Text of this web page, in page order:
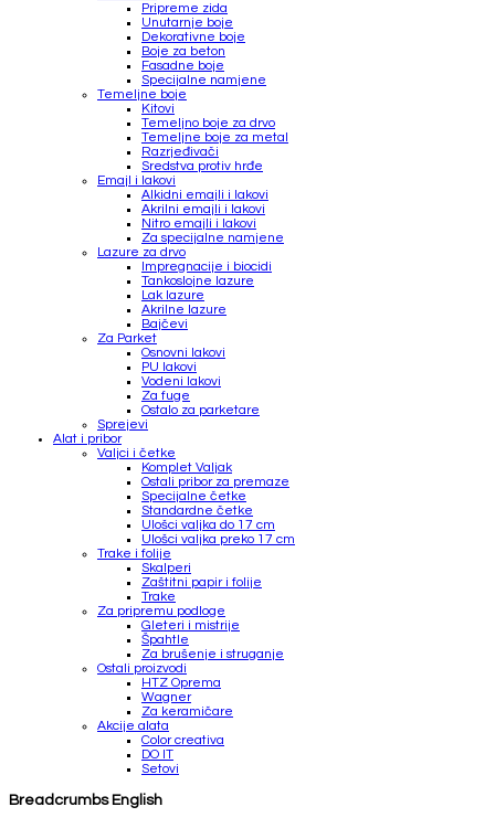
Pripreme zida
Unutarnje boje
Dekorativne boje
Boje za beton
Fasadne boje
Specijalne namjene
Temeljne boje
Kitovi
Temeljno boje za drvo
Temeljne boje za metal
Razrjeđivači
Sredstva protiv hrđe
Emajl i lakovi
Alkidni emajli i lakovi
Akrilni emajli i lakovi
Nitro emajli i lakovi
Za specijalne namjene
Lazure za drvo
Impregnacije i biocidi
Tankoslojne lazure
Lak lazure
Akrilne lazure
Bajčevi
Za Parket
Osnovni lakovi
PU lakovi
Vodeni lakovi
Za fuge
Ostalo za parketare
Sprejevi
Alat i pribor
Valjci i četke
Komplet Valjak
Ostali pribor za premaze
Specijalne četke
Standardne četke
Ulošci valjka do 17 cm
Ulošci valjka preko 17 cm
Trake i folije
Skalperi
Zaštitni papir i folije
Trake
Za pripremu podloge
Gleteri i mistrije
Špahtle
Za brušenje i struganje
Ostali proizvodi
HTZ Oprema
Wagner
Za keramičare
Akcije alata
Color creativa
DO IT
Setovi
Breadcrumbs English